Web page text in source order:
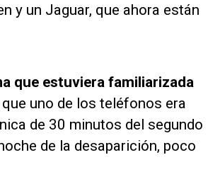
y un Jaguar, que ahora están
que estuviera familiarizada
uno de los teléfonos era
de 30 minutos del segundo
de la desaparición, poco